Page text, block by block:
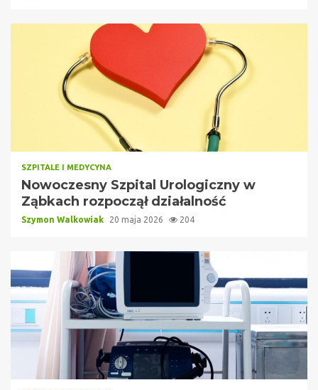
SZPITALE I MEDYCYNA
Nowoczesny Szpital Urologiczny w
Ząbkach rozpoczął działalność
Szymon Walkowiak 20 maja 2026 204